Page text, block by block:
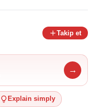
Takip et
→
Explain simply